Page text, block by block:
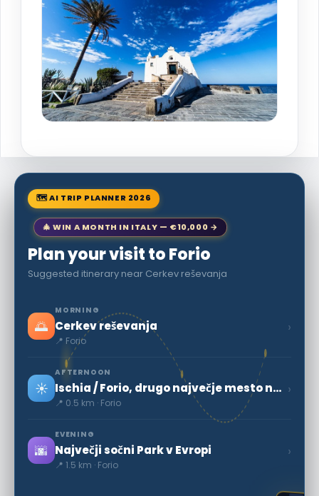
🗺 AI TRIP PLANNER 2026
🎄 WIN A MONTH IN ITALY — €10,000 →
Plan your visit to Forio
Suggested itinerary near Cerkev reševanja
🌅
MORNING
Cerkev reševanja
📍 Forio
›
☀️
AFTERNOON
Ischia / Forio, drugo največje mesto na otoku
📍 0.5 km · Forio
›
🌆
EVENING
Največji sočni Park v Evropi
📍 1.5 km · Forio
›